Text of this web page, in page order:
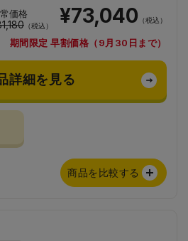
価格
（税込） ¥73,040 （税込）
期間限定 早割価格（9月30日まで）
詳細を見る
商品を比較する